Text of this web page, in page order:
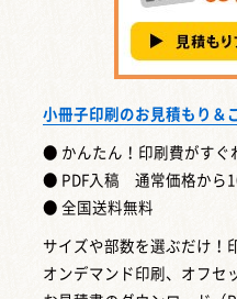
小冊子印刷のお見積もり＆
● かんたん！印刷費がすぐ
● PDF入稿 通常価格から
● 全国送料無料
サイズや部数を選ぶだけ！
オンデマンド印刷、オフセ